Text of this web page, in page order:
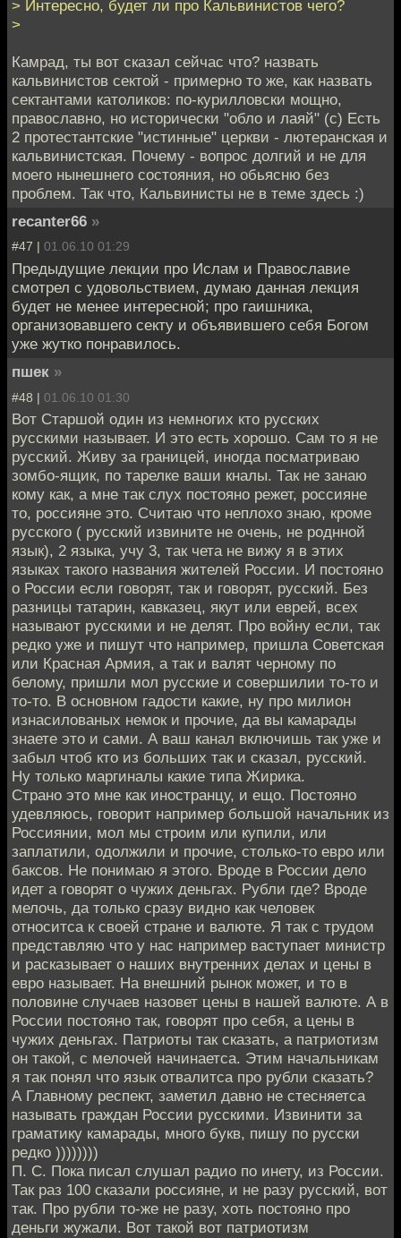
> Интересно, будет ли про Кальвинистов чего?
>
Камрад, ты вот сказал сейчас что? назвать
кальвинистов сектой - примерно то же, как назвать
сектантами католиков: по-курилловски мощно,
православно, но исторически "обло и лаяй" (с) Есть
2 протестантские "истинные" церкви - лютеранская и
кальвинистская. Почему - вопрос долгий и не для
моего нынешнего состояния, но обьясню без
проблем. Так что, Кальвинисты не в теме здесь :)
recanter66 »
#47 | 01.06.10 01:29
Предыдущие лекции про Ислам и Православие
смотрел с удовольствием, думаю данная лекция
будет не менее интересной; про гаишника,
организовавшего секту и объявившего себя Богом
уже жутко понравилось.
пшек »
#48 | 01.06.10 01:30
Вот Старшой один из немногих кто русских
русскими называет. И это есть хорошо. Сам то я не
русский. Живу за границей, иногда посматриваю
зомбо-ящик, по тарелке ваши кналы. Так не занаю
кому как, а мне так слух постояно режет, россияне
то, россияне это. Считаю что неплохо знаю, кроме
русского ( русский извините не очень, не роднной
язык), 2 языка, учу 3, так чета не вижу я в этих
языках такого названия жителей России. И постояно
о России если говорят, так и говорят, русский. Без
разницы татарин, кавказец, якут или еврей, всех
называют русскими и не делят. Про войну если, так
редко уже и пишут что например, пришла Советская
или Красная Армия, а так и валят черному по
белому, пришли мол русские и совершилии то-то и
то-то. В основном гадости какие, ну про милион
изнасилованых немок и прочие, да вы камарады
знаете это и сами. А ваш канал включишь так уже и
забыл чтоб кто из больших так и сказал, русский.
Ну только маргиналы какие типа Жирика.
Страно это мне как иностранцу, и ещо. Постояно
удевляюсь, говорит например большой начальник из
Россиянии, мол мы строим или купили, или
заплатили, одолжили и прочие, столько-то евро или
баксов. Не понимаю я этого. Вроде в России дело
идет а говорят о чужих деньгах. Рубли где? Вроде
мелочь, да только сразу видно как человек
относитса к своей стране и валюте. Я так с трудом
представляю что у нас например ваступает министр
и расказывает о наших внутренних делах и цены в
евро называет. На внешний рынок может, и то в
половине случаев назовет цены в нашей валюте. А в
России постояно так, говорят про себя, а цены в
чужих деньгах. Патриоты так сказать, а патриотизм
он такой, с мелочей начинаетса. Этим начальникам
я так понял что язык отвалитса про рубли сказать?
А Главному респект, заметил давно не стесняетса
называть граждан России русскими. Извинити за
граматику камарады, много букв, пишу по русски
редко ))))))))
П. С. Пока писал слушал радио по инету, из России.
Так раз 100 сказали россияне, и не разу русский, вот
так. Про рубли то-же не разу, хоть постояно про
деньги жужали. Вот такой вот патриотизм